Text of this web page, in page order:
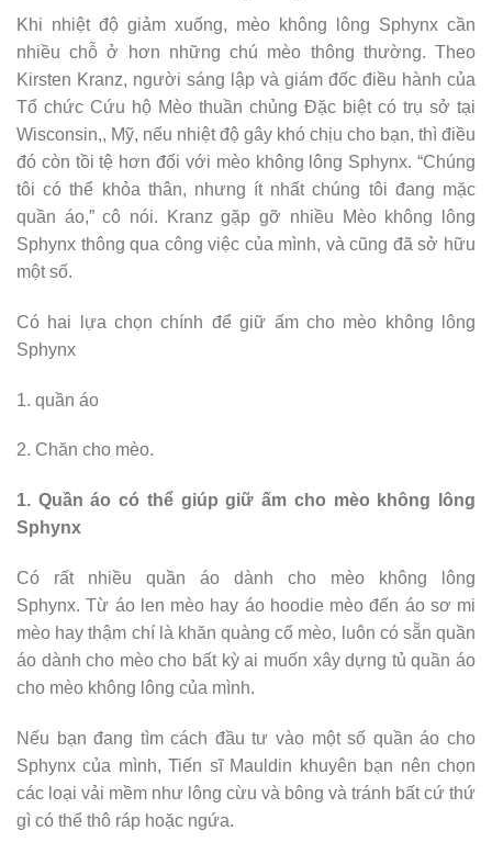
Khi nhiệt độ giảm xuống, mèo không lông Sphynx cần
nhiều chỗ ở hơn những chú mèo thông thường. Theo
Kirsten Kranz, người sáng lập và giám đốc điều hành của
Tổ chức Cứu hộ Mèo thuần chủng Đặc biệt có trụ sở tại
Wisconsin,, Mỹ, nếu nhiệt độ gây khó chịu cho bạn, thì điều
đó còn tồi tệ hơn đối với mèo không lông Sphynx. “Chúng
tôi có thể khỏa thân, nhưng ít nhất chúng tôi đang mặc
quần áo,” cô nói. Kranz gặp gỡ nhiều Mèo không lông
Sphynx thông qua công việc của mình, và cũng đã sở hữu
một số.
Có hai lựa chọn chính để giữ ấm cho mèo không lông
Sphynx
1. quần áo
2. Chăn cho mèo.
1. Quần áo có thể giúp giữ ấm cho mèo không lông
Sphynx
Có rất nhiều quần áo dành cho mèo không lông
Sphynx. Từ áo len mèo hay áo hoodie mèo đến áo sơ mi
mèo hay thậm chí là khăn quàng cổ mèo, luôn có sẵn quần
áo dành cho mèo cho bất kỳ ai muốn xây dựng tủ quần áo
cho mèo không lông của mình.
Nếu bạn đang tìm cách đầu tư vào một số quần áo cho
Sphynx của mình, Tiến sĩ Mauldin khuyên bạn nên chọn
các loại vải mềm như lông cừu và bông và tránh bất cứ thứ
gì có thể thô ráp hoặc ngứa.